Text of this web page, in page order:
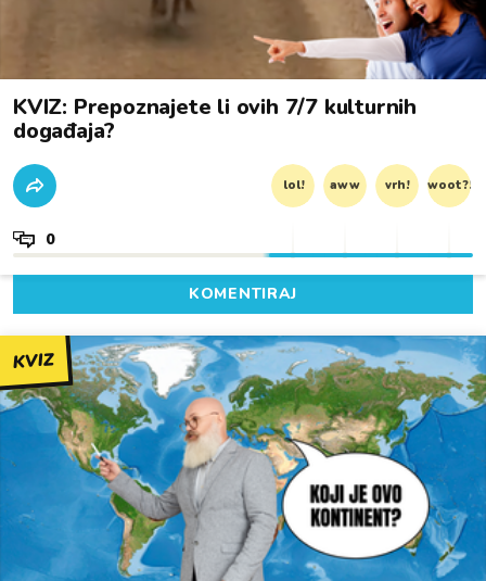
KVIZ: Prepoznajete li ovih 7/7 kulturnih
događaja?
lol! aww vrh! woot?!
0
KOMENTIRAJ
KVIZ